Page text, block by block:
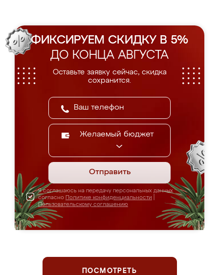
ФИКСИРУЕМ СКИДКУ В 5%
ДО КОНЦА АВГУСТА
Оставьте заявку сейчас, скидка
сохранится.
Желаемый бюджет
Отправить
Я соглашаюсь на передачу персональных данных
согласно Политике конфиденциальности
Пользовательскому соглашению
ПОСМОТРЕТЬ